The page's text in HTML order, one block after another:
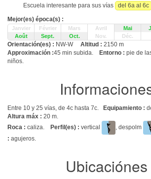
Escuela interesante para sus vías del 6a al 6c
Mejor(es) época(s) :
Janvier Février Mars Avril Mai
Août
Sept. Oct. Nov. Déc.
Orientación(es) : NW-W Altitud : 2150 m
Approximación :45 min subida. Entorno : pie de
niños.
Entre 10 y 25 vías, de 4c hasta 7c. Equipamiento :
Altura máx : 20 m.
Roca : caliza. Perfil(es) : vertical , despolm
: agujeros.
Ubicaciónes